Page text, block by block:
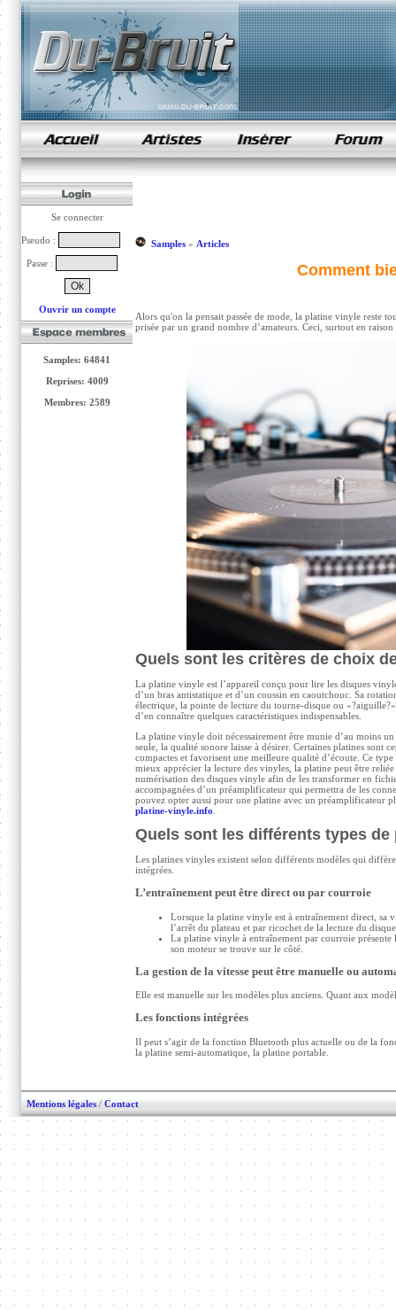
samples de rap
Se connecter
Pseudo :
Passe :
Ouvrir un compte
Samples: 64841
Reprises: 4009
Membres: 2589
Samples» Articles
Comment
Alors qu'on la pensait passée de mode, la platine vinyle reste
prisée par un grand nombre d’amateurs. Ceci, surtout en
Quels sont les critères de choix
La platine vinyle est l’appareil conçu pour lire les disques
d’un bras antistatique et d’un coussin en caoutchouc. Sa
électrique, la pointe de lecture du tourne-disque ou
d’en connaître quelques caractéristiques indispensables.
La platine vinyle doit nécessairement être munie d’au moins
seule, la qualité sonore laisse à désirer. Certaines platines sont
compactes et favorisent une meilleure qualité d’écoute. Ce
mieux apprécier la lecture des vinyles, la platine peut être
numérisation des disques vinyle afin de les transformer en
accompagnées d’un préamplificateur qui permettra de les
pouvez opter aussi pour une platine avec un préamplificateur
platine-vinyle.info
Quels sont les différents types de
Les platines vinyles existent selon différents modèles qui
intégrées.
L’entraînement peut être direct ou par courroie
Lorsque la platine vinyle est à entraînement direct, sa
l’arrêt du plateau et par ricochet de la lecture du
La platine vinyle à entraînement par courroie présente
son moteur se trouve sur le côté.
La gestion de la vitesse peut être manuelle ou
Elle est manuelle sur les modèles plus anciens. Quant aux
Les fonctions intégrées
Il peut s’agir de la fonction Bluetooth plus actuelle ou de la
la platine semi-automatique, la platine portable.
Mentions légales / Contact